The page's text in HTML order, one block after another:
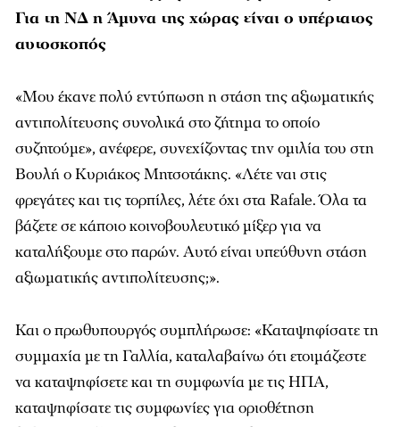
Για τη ΝΔ η Άμυνα της χώρας είναι ο υπέρτατος
αυτοσκοπός
«Μου έκανε πολύ εντύπωση η στάση της αξιωματικής
αντιπολίτευσης συνολικά στο ζήτημα το οποίο
συζητούμε», ανέφερε, συνεχίζοντας την ομιλία του στη
Βουλή ο Κυριάκος Μητσοτάκης. «Λέτε ναι στις
φρεγάτες και τις τορπίλες, λέτε όχι στα Rafale. Όλα τα
βάζετε σε κάποιο κοινοβουλευτικό μίξερ για να
καταλήξουμε στο παρών. Αυτό είναι υπεύθυνη στάση
αξιωματικής αντιπολίτευσης;».
Και ο πρωθυπουργός συμπλήρωσε: «Καταψηφίσατε τη
συμμαχία με τη Γαλλία, καταλαβαίνω ότι ετοιμάζεστε
να καταψηφίσετε και τη συμφωνία με τις ΗΠΑ,
καταψηφίσατε τις συμφωνίες για οριοθέτηση